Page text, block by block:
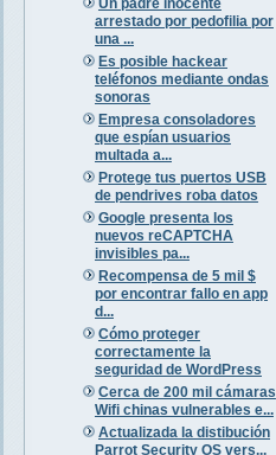
arrestado por pedofilia por
una ...
Es posible hackear
teléfonos mediante ondas
sonoras
Empresa consoladores
que espían usuarios
multada a...
Protege tus puertos USB
de pendrives roba datos
Google presenta los
nuevos reCAPTCHA
invisibles pa...
Recompensa de 5 mil $
por encontrar fallo en app
d...
Cómo proteger
correctamente la
seguridad de WordPress
Cerca de 200 mil cámaras
Wifi chinas vulnerables e...
Actualizada la distibución
Parrot Security OS vers...